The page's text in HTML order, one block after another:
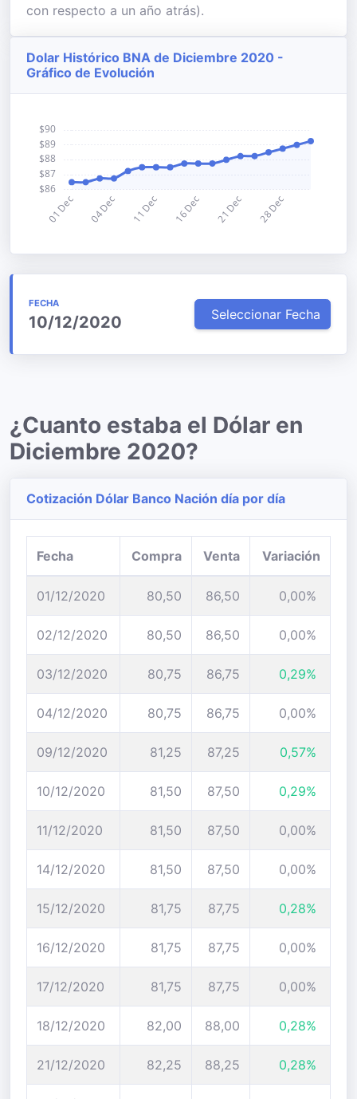
con respecto a un año atrás).
Dolar Histórico BNA de Diciembre 2020 -
Gráfico de Evolución
FECHA
10/12/2020 Seleccionar Fecha
¿Cuanto estaba el Dólar en
Diciembre 2020?
Cotización Dólar Banco Nación día por día
Fecha Compra Venta Variación
01/12/2020 80,50 86,50 0,00%
02/12/2020 80,50 86,50 0,00%
03/12/2020 80,75 86,75 0,29%
04/12/2020 80,75 86,75 0,00%
09/12/2020 81,25 87,25 0,57%
10/12/2020 81,50 87,50 0,29%
11/12/2020 81,50 87,50 0,00%
14/12/2020 81,50 87,50 0,00%
15/12/2020 81,75 87,75 0,28%
16/12/2020 81,75 87,75 0,00%
17/12/2020 81,75 87,75 0,00%
18/12/2020 82,00 88,00 0,28%
21/12/2020 82,25 88,25 0,28%